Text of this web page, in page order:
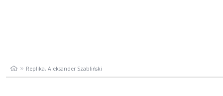
Replika, Aleksander Szabliński